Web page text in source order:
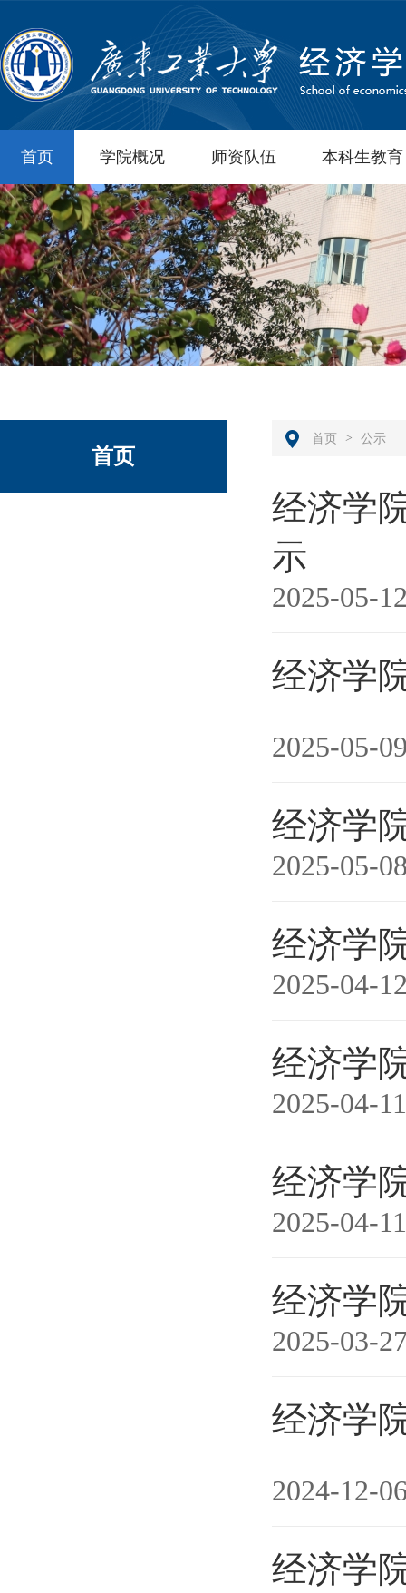
首页 学院概况 师资队伍 本科生教育
首页
首页 > 公示
经济学
示
2025-05-
经济学
2025-05-
经济学
2025-05-
经济学
2025-04-
经济学
2025-04-11
经济学
2025-04-11
经济学
2025-03-
经济学
2024-12-
经济学